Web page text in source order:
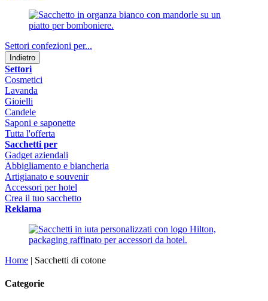
Settori confezioni per...
Indietro
Settori
Cosmetici
Lavanda
Gioielli
Candele
Saponi e saponette
Tutta l'offerta
Sacchetti per
Gadget aziendali
Abbigliamento e biancheria
Artigianato e souvenir
Accessori per hotel
Crea il tuo sacchetto
Reklama
Home | Sacchetti di cotone
Categorie